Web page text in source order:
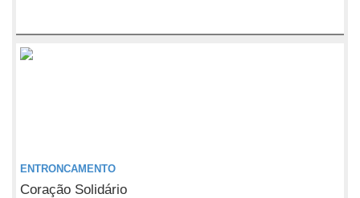
ENTRONCAMENTO
Coração Solidário